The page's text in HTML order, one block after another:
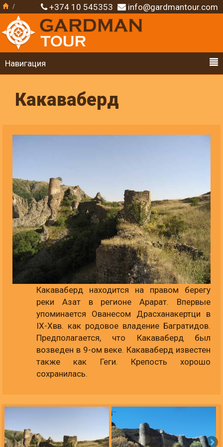
+374 10 545353 info@gardmantour.com
Навигация
Какаваберд
Какаваберд находится на правом берегу
реки Азат в регионе Арарат. Впервые
упоминается Ованесом Драсханакертци в
IX-Xвв. как родовое владение Багратидов.
Предполагается, что Какаваберд был
возведен в 9-ом веке. Какаваберд известен
также как Геги. Крепость хорошо
сохранилась.